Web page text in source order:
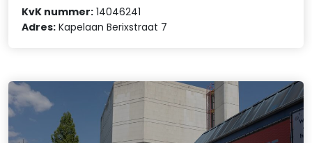
KvK nummer: 14046241
Adres: Kapelaan Berixstraat 7